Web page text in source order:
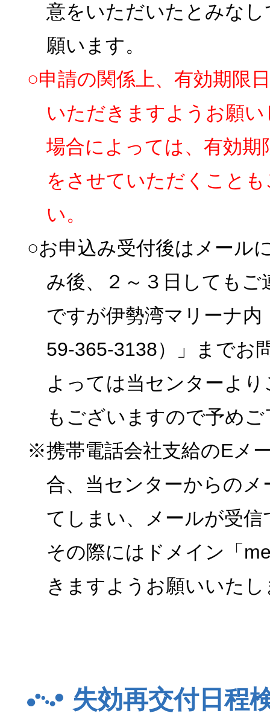
意をいただいたとみな
願います。
○申請の関係上、有効期限
いただきますようお願
場合によっては、有効
をさせていただくこと
い。
○お申込み受付後はメール
み後、２～３日しても
ですが伊勢湾マリーナ
59-365-3138）」までお
よっては当センターよ
もございますので予め
※携帯電話会社支給のEメ
合、当センターからの
てしまい、メールが受
その際にはドメイン「
きますようお願いいた
失効再交付日程